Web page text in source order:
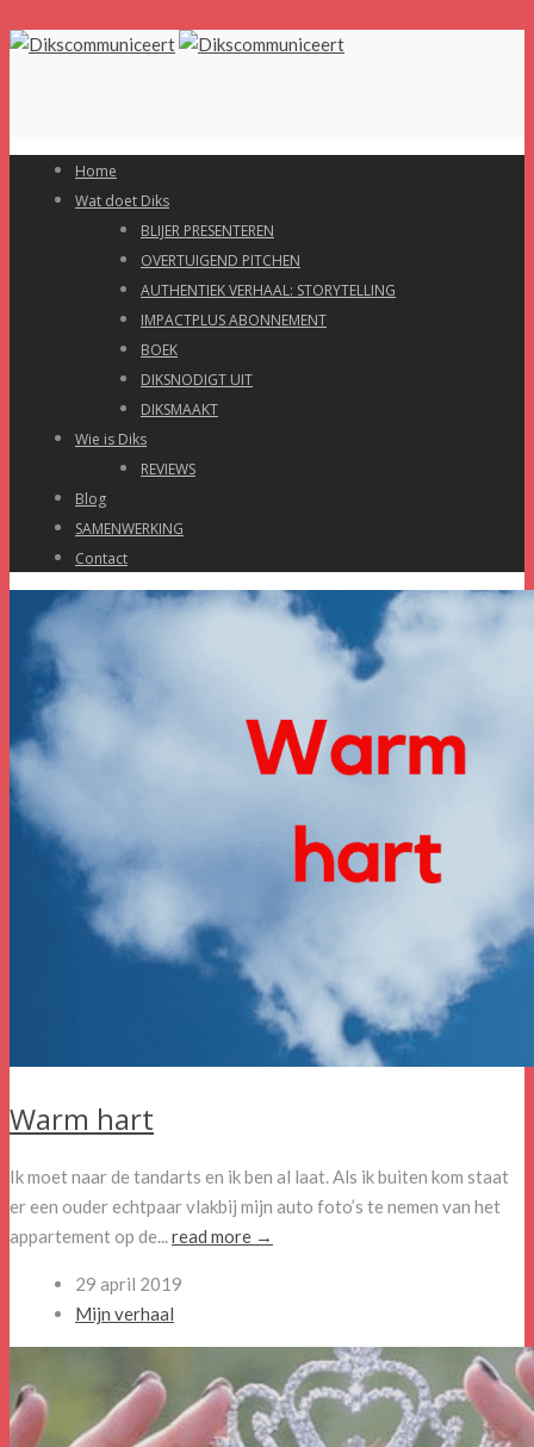
Home
Wat doet Diks
BLIJER PRESENTEREN
OVERTUIGEND PITCHEN
AUTHENTIEK VERHAAL: STORYTELLING
IMPACTPLUS ABONNEMENT
BOEK
DIKSNODIGT UIT
DIKSMAAKT
Wie is Diks
REVIEWS
Blog
SAMENWERKING
Contact
Warm hart
Ik moet naar de tandarts en ik ben al laat. Als ik buiten kom staat
er een ouder echtpaar vlakbij mijn auto foto’s te nemen van het
appartement op de...read more →
29 april 2019
Mijn verhaal